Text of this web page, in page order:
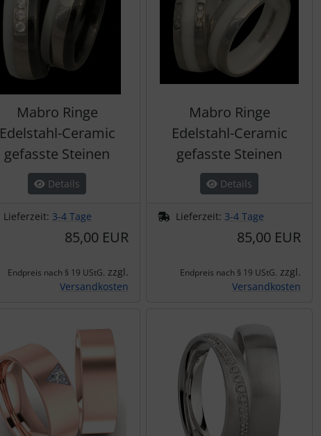
Mabro Ringe
Edelstahl-Ceramic
gefasste Steinen
Details
Lieferzeit: 3-4 Tage
85,00 EUR
Endpreis nach § 19 UStG. zzgl.
Versandkosten
Mabro Ringe
Edelstahl-Ceramic
gefasste Steinen
Details
Lieferzeit: 3-4 Tage
85,00 EUR
Endpreis nach § 19 UStG. zzgl.
Versandkosten